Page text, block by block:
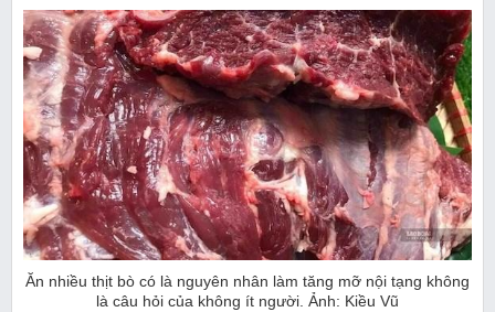
Ăn nhiều thịt bò có là nguyên nhân làm tăng mỡ nội tạng không
là câu hỏi của không ít người. Ảnh: Kiều Vũ